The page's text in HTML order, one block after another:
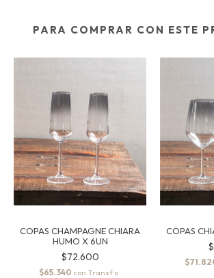
PARA COMPRAR CON ESTE
COPAS CHAMPAGNE CHIARA
HUMO X 6UN
$72.600
$65.340 con
COPAS